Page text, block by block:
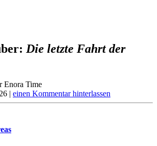
Die letzte Fahrt der
| einen Kommentar hinterlassen